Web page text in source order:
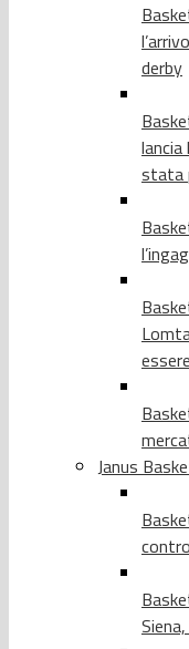
derby
stata
Janus